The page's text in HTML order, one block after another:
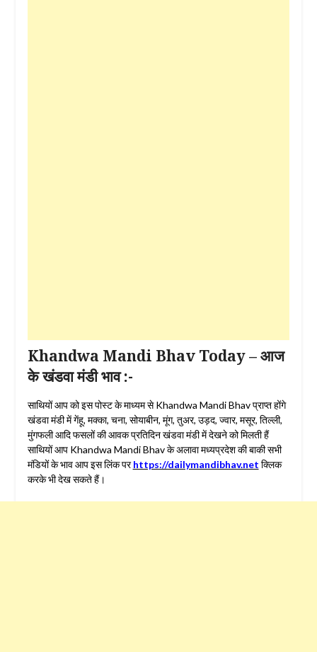
Khandwa Mandi Bhav Today – आज
के खंडवा मंडी भाव :-
साथियों आप को इस पोस्ट के माध्यम से Khandwa Mandi Bhav प्राप्त होंगे
खंडवा मंडी में गेंहू, मक्का, चना, सोयाबीन, मूंग, तुअर, उड़द, ज्वार, मसूर, तिल्ली,
मुंगफली आदि फसलों की आवक प्रतिदिन खंडवा मंडी में देखने को मिलती हैं
साथियों आप Khandwa Mandi Bhav के अलावा मध्यप्रदेश की बाकी सभी
मंडियों के भाव आप इस लिंक परhttps://dailymandibhav.net क्लिक
करके भी देख सकते हैं।